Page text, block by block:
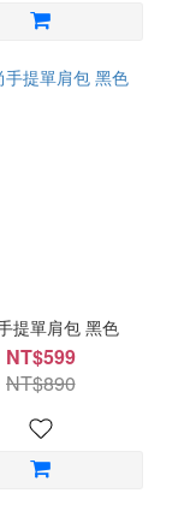
提單肩包 黑色
NT$599
NT$890